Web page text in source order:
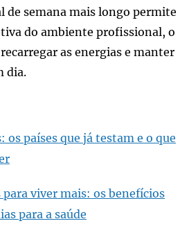
de semana mais longo permite
do ambiente profissional, o
as energias e manter
dia.
os países que já testam e o que
viver mais: os benefícios
para a saúde